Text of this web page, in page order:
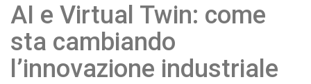
AI e Virtual Twin: come
sta cambiando
l’innovazione industriale